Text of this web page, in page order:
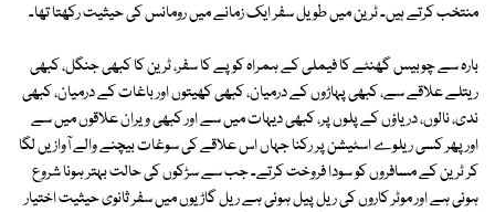
منتخب کرتے ہیں۔ ٹرین میں طویل سفر ایک زمانے میں رومانس کی حیثیت رکھتا تھا۔
بارہ سے چوبیس گھنٹے کا فیملی کے ہمراہ کوپے کا سفر، ٹرین کا کبھی جنگل، کبھی
ریتلے علاقے سے، کبھی پہاڑوں کے درمیان، کبھی کھیتوں اور باغات کے درمیان، کبھی
ندی، نالوں، دریاؤں کے پلوں پر، کبھی دیہات میں سے اور کبھی ویران علاقوں میں سے
اور پھر کسی ریلوے اسٹیشن پر رکنا جہاں اس علاقے کی سوغات بیچنے والے آوازیں لگا
کر ٹرین کے مسافروں کو سودا فروخت کرتے۔ جب سے سڑکوں کی حالت بہتر ہونا شروع
ہوئی ہے اور موٹر کاروں کی ریل پیل ہوئی ہے ریل گاڑیوں میں سفر ثانوی حیثیت اختیار